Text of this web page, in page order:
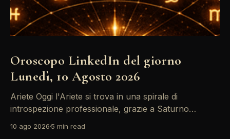
Oroscopo LinkedIn del giorno
Lunedì, 10 Agosto 2026
Ariete Oggi l'Ariete si trova in una spirale di
introspezione professionale, grazie a Saturno
carriera passate. Non farti sopraffare dalle emozioni
10 ago 2026 5 min read